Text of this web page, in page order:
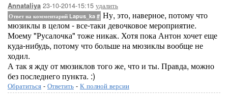
Annataliya 23-10-2014-15:15 удалить
Ответ на комментарий Lapus_ka # Ну, это, наверное, потому что
мюзиклы в целом - все-таки девочковое мероприятие.
Моему "Русалочка" тоже никак. Хотя пока Антон хочет еще
куда-нибудь, потому что больше на мюзиклы вообще не
ходил.
А так я жду от мюзиклов того же, что и ты. Правда, можно
без последнего пункта. :)
Обратиться - Ответить - К полной версии